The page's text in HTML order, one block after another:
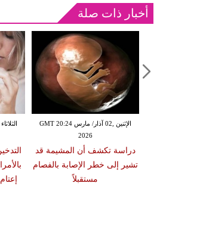
أخبار ذات صلة
الإثنين ,02 آذار/ مارس GMT 20:24
2026
دراسة تكشف أن المشيمة قد
تشير إلى خطر الإصابة بالفصام
مستقبلاً